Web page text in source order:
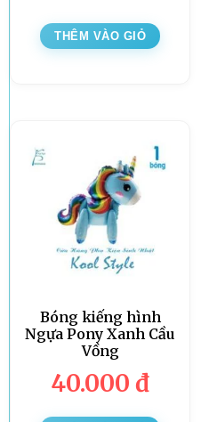
THÊM VÀO GIỎ
Bóng kiếng hình
Ngựa Pony Xanh Cầu
Vồng
40.000 đ